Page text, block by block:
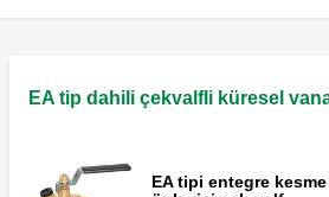
EA tip dahili çekvalfli küresel
EA tipi entegre